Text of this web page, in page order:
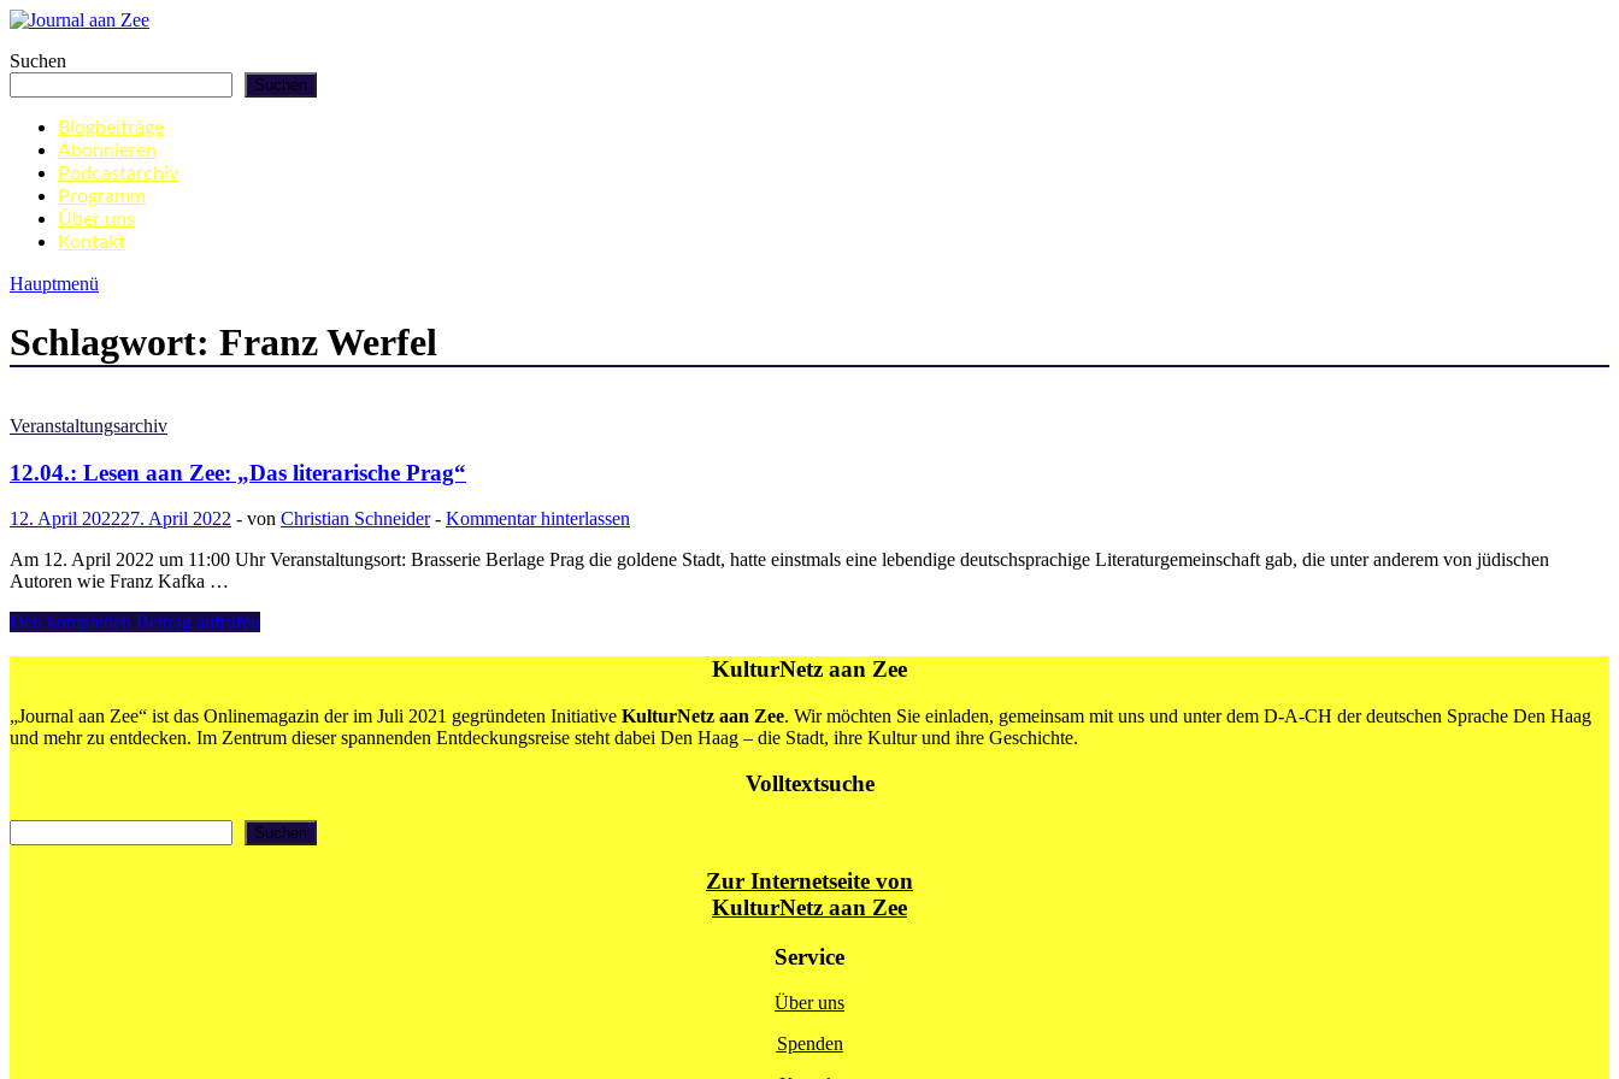
Zum
springen
Journal aan Zee
Suchen
Suchen
Blogbeiträge
Abonnieren
Podcastarchiv
Programm
Über uns
Kontakt
Hauptmenü
Schlagwort: Franz Werfel
Veranstaltungsarchiv
12.04.: Lesen aan Zee: „Das literarische Prag“
12. April 202227. April 2022 - von Christian Schneider- Kommentar hinterlassen
Am 12. April 2022 um 11:00 Uhr Veranstaltungsort: Brasserie Berlage Prag die goldene Stadt, hatte einstmals eine lebendige deutschsprachige Literaturgemeinschaft gab, die unter anderem von jüdischen
Autoren wie Franz Kafka …
12.04.:
„Das
literarische
Prag“
Den kompletten Beitrag aufrufen
KulturNetz aan Zee
„Journal aan Zee“ ist das Onlinemagazin der im Juli 2021 gegründeten Initiative KulturNetz aan Zee. Wir möchten Sie einladen, gemeinsam mit uns und unter dem D-A-CH der deutschen Sprache Den Haag
und mehr zu entdecken. Im Zentrum dieser spannenden Entdeckungsreise steht dabei Den Haag – die Stadt, ihre Kultur und ihre Geschichte.
Volltextsuche
Suchen
Zur Internetseite von
KulturNetz aan Zee
Service
Über uns
Spenden